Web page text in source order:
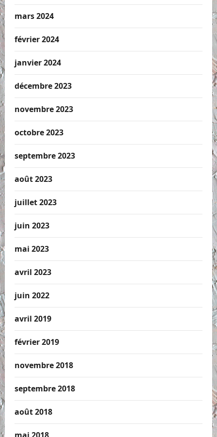
mars 2024
février 2024
janvier 2024
décembre 2023
novembre 2023
octobre 2023
septembre 2023
août 2023
juillet 2023
juin 2023
mai 2023
avril 2023
juin 2022
avril 2019
février 2019
novembre 2018
septembre 2018
août 2018